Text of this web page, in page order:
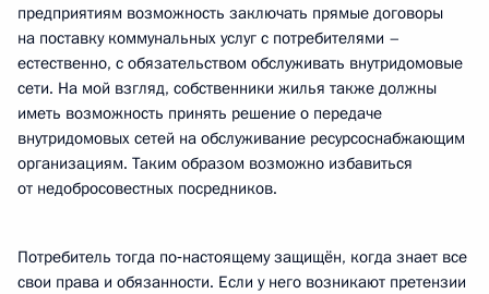
предприятиям возможность заключать прямые договоры
на поставку коммунальных услуг с потребителями –
естественно, с обязательством обслуживать внутридомовые
сети. На мой взгляд, собственники жилья также должны
иметь возможность принять решение о передаче
внутридомовых сетей на обслуживание ресурсоснабжающим
организациям. Таким образом возможно избавиться
от недобросовестных посредников.
Потребитель тогда по‑настоящему защищён, когда знает все
свои права и обязанности. Если у него возникают претензии